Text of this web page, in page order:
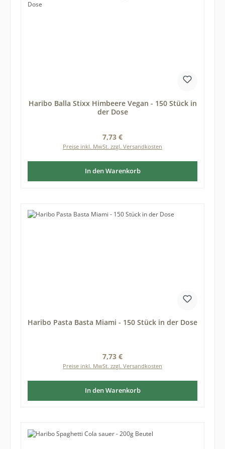
Haribo Balla Stixx Himbeere Vegan - 150 Stück in
der Dose
Regulärer Preis:
7,73 €
Preise inkl. MwSt. zzgl. Versandkosten
In den Warenkorb
Haribo Pasta Basta Miami - 150 Stück in der Dose
Regulärer Preis:
7,73 €
Preise inkl. MwSt. zzgl. Versandkosten
In den Warenkorb